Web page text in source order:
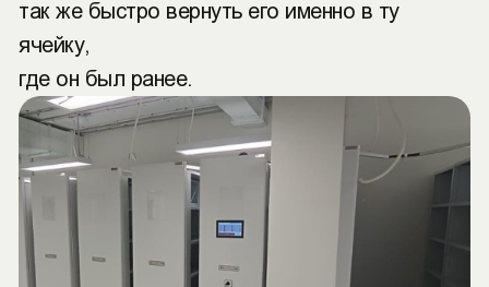
так же быстро вернуть его именно в ту
ячейку,
где он был ранее.